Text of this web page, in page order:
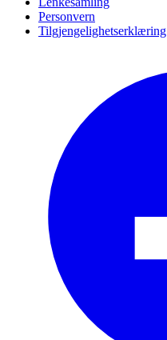
Personvern
Tilgjengelighetserklæring